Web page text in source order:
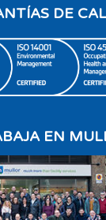
DE
EN